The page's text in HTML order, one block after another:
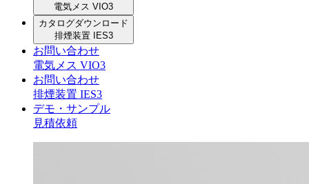
電気メス VIO3
カタログダウンロード
排煙装置 IES3
お問い合わせ
電気メス VIO3
お問い合わせ
排煙装置 IES3
デモ・サンプル
見積依頼